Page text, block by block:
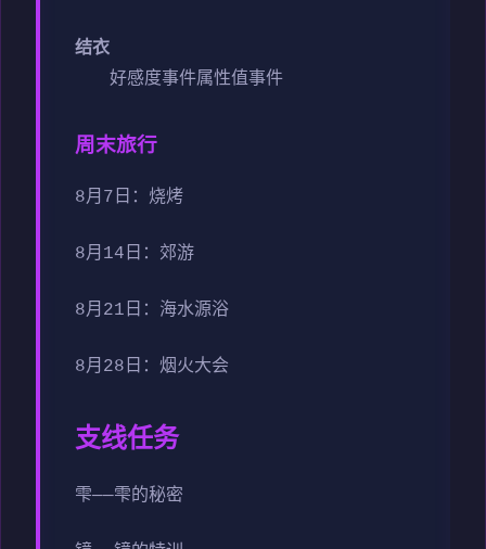
结衣
好感度事件属性值事件
周末旅行
8月7日：烧烤
8月14日：郊游
8月21日：海水源浴
8月28日：烟火大会
支线任务
雫——雫的秘密